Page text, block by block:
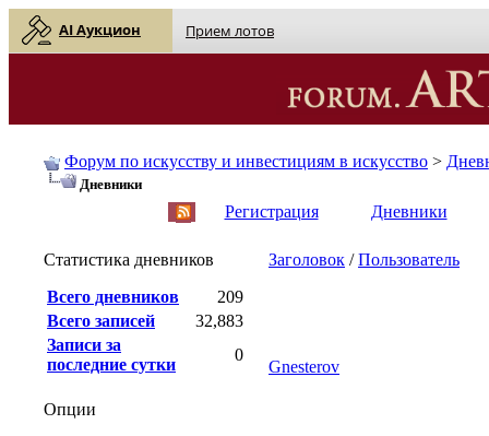
AI Аукцион Прием лотов
Форум по искусству и инвестициям в искусство >
Дневники
Регистрация Дневники
Заголовок /Пользователь
Gnesterov
Статистика дневников
Всего дневников
209
Всего записей
32,883
Записи за
последние сутки
0
Опции